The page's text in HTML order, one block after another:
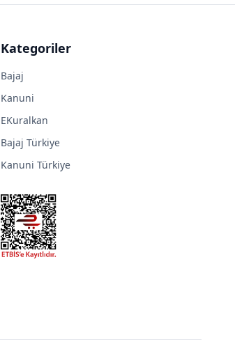
Kategoriler
Bajaj
Kanuni
EKuralkan
Bajaj Türkiye
Kanuni Türkiye